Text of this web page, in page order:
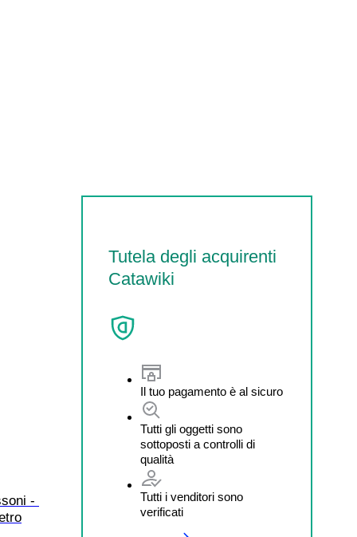
Tutela degli acquirenti
Catawiki
Il tuo pagamento è al sicuro
Tutti gli oggetti sono
sottoposti a controlli di
qualità
Tutti i venditori sono
verificati
-